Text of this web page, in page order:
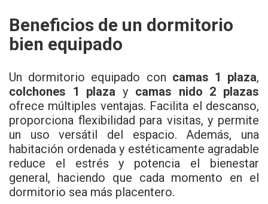
Beneficios de un dormitorio
bien equipado
Un dormitorio equipado con camas 1 plaza,
colchones 1 plaza y camas nido 2 plazas
ofrece múltiples ventajas. Facilita el descanso,
proporciona flexibilidad para visitas, y permite
un uso versátil del espacio. Además, una
habitación ordenada y estéticamente agradable
reduce el estrés y potencia el bienestar
general, haciendo que cada momento en el
dormitorio sea más placentero.